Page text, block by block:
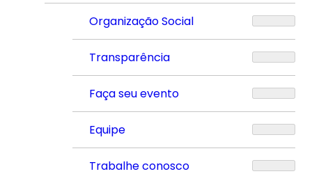
Organização Social
Transparência
Faça seu evento
Equipe
Trabalhe conosco